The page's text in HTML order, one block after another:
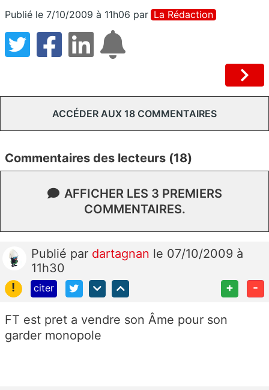
Publié le 7/10/2009 à 11h06 par La Rédaction
ACCÉDER AUX 18 COMMENTAIRES
Commentaires des lecteurs (18)
AFFICHER LES 3 PREMIERS
COMMENTAIRES.
Publié par dartagnan le 07/10/2009 à
11h30
!
citer + -
FT est pret a vendre son Âme pour son
garder monopole